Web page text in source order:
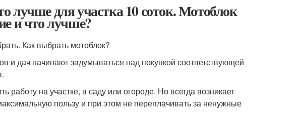
лучше для участка 10 соток. Мотоблок
и что лучше?
и дач начинают задумываться над покупкой соответствующей
работу на участке, в саду или огороде. Но всегда возникает
пользу и при этом не переплачивать за ненужные